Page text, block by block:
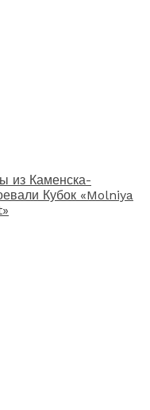
из Каменска-
Кубок «Molniya